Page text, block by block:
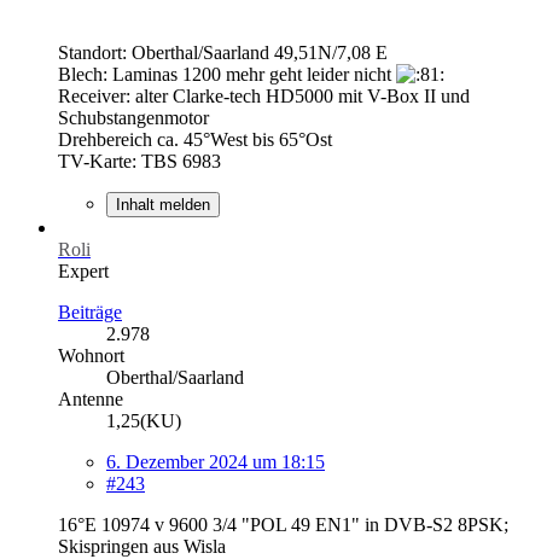
Standort: Oberthal/Saarland 49,51N/7,08 E
Blech: Laminas 1200 mehr geht leider nicht
Receiver: alter Clarke-tech HD5000 mit V-Box II und
Schubstangenmotor
Drehbereich ca. 45°West bis 65°Ost
TV-Karte: TBS 6983
Inhalt melden
Roli
Expert
Beiträge
2.978
Wohnort
Oberthal/Saarland
Antenne
1,25(KU)
6. Dezember 2024 um 18:15
#243
16°E 10974 v 9600 3/4 "POL 49 EN1" in DVB-S2 8PSK;
Skispringen aus Wisla